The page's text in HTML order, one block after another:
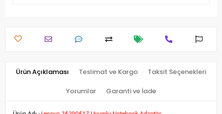
Ürün Açıklaması Teslimat ve Kargo Taksit Seçenekleri
Yorumlar Garanti ve İade